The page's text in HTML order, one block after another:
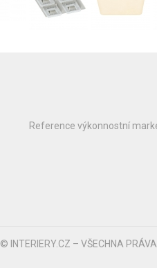
Reference výkonnostní
© INTERIERY.CZ – VŠECHNA